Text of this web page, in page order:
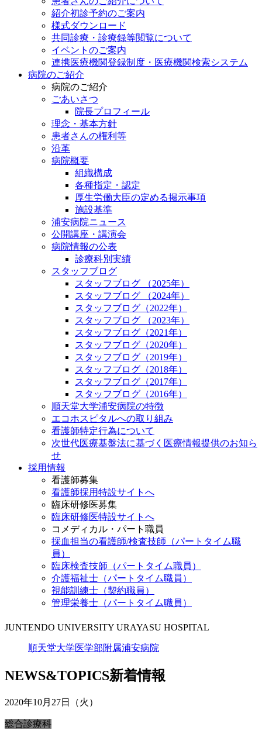
紹介初診予約のご案内
様式ダウンロード
共同診療・診療録等閲覧について
イベントのご案内
連携医療機関登録制度・医療機関検索システム
病院のご紹介
病院のご紹介
ごあいさつ
院長プロフィール
理念・基本方針
患者さんの権利等
沿革
病院概要
組織構成
各種指定・認定
厚生労働大臣の定める掲示事項
施設基準
浦安病院ニュース
公開講座・講演会
病院情報の公表
診療科別実績
スタッフブログ
スタッフブログ （2025年）
スタッフブログ （2024年）
スタッフブログ（2022年）
スタッフブログ （2023年）
スタッフブログ（2021年）
スタッフブログ（2020年）
スタッフブログ（2019年）
スタッフブログ（2018年）
スタッフブログ（2017年）
スタッフブログ（2016年）
順天堂大学浦安病院の特徴
エコホスピタルへの取り組み
看護師特定行為について
次世代医療基盤法に基づく医療情報提供のお知ら
せ
採用情報
看護師募集
看護師採用特設サイトへ
臨床研修医募集
臨床研修医特設サイトへ
コメディカル・パート職員
採血担当の看護師/検査技師（パートタイム職
員）
臨床検査技師（パートタイム職員）
介護福祉士（パートタイム職員）
視能訓練士（契約職員）
管理栄養士（パートタイム職員）
JUNTENDO UNIVERSITY URAYASU HOSPITAL
順天堂大学医学部附属浦安病院
NEWS&TOPICS新着情報
2020年10月27日（火）
総合診療科